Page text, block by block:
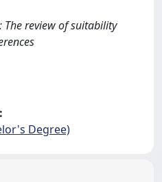
review of suitability
Degree)